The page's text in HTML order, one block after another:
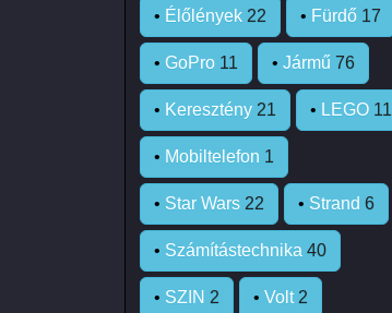
• Élőlények 22 • Fürdő 17
• GoPro 11 • Jármű 76
• Keresztény 21 • LEGO 11
• Mobiltelefon 1
• Star Wars 22 • Strand 6
• Számítástechnika 40
• SZIN 2 • Volt 2